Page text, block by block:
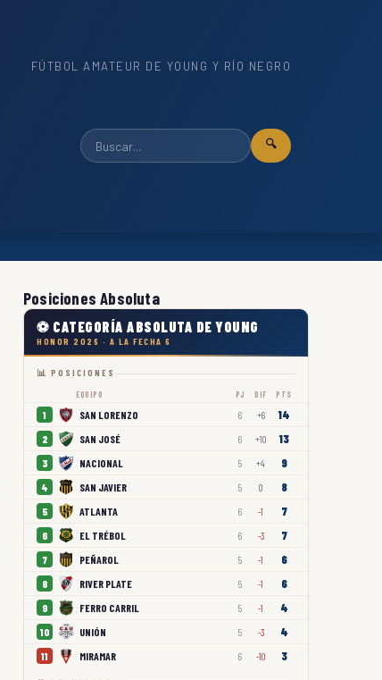
FÚTBOL AMATEUR DE YOUNG Y RÍO NEGRO
🔍
Posiciones Absoluta
⚽ CATEGORÍA ABSOLUTA DE YOUNG
HONOR 2026 · A LA FECHA 6
📊 POSICIONES
EQUIPO PJ DIF PTS
1 SAN LORENZO 6 +6 14
2 SAN JOSÉ 6 +10 13
3 NACIONAL 5 +4 9
4 SAN JAVIER 5 0 8
5 ATLANTA 6 -1 7
6 EL TRÉBOL 6 -3 7
7 PEÑAROL 5 -1 6
8 RIVER PLATE 5 -1 6
9 FERRO CARRIL 5 -1 4
10 UNIÓN 5 -3 4
11 MIRAMAR 6 -10 3